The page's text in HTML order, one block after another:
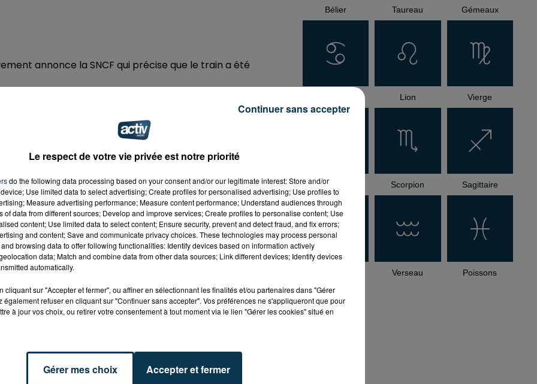
annonce la SNCF qui précise que le train a été
Aucun train ne circule entre Saint-Etienne et Roanne,
panne de train en gare de Châteaucreux indique la
ont été demandés.
dépôt de cookies que vous avez exprimé. Si vous
accord en cliquant sur le bouton ci-dessous.
l'élément
Bélier Taureau Gémeaux
Lion Vierge
Balance Scorpion Sagittaire
Verseau Poissons
Le respect de votre vie privée est notre priorité
do the following data processing based on your consent and/or our legitimate interest: Store and/or
Use limited data to select advertising; Create profiles for personalised advertising; Use profiles to
Measure advertising performance; Measure content performance; Understand audiences through
of data from different sources; Develop and improve services; Create profiles to personalise content; Use
content; Use limited data to select content; Ensure security, prevent and detect fraud, and fix errors;
and content; Save and communicate privacy choices. These technologies may process personal
browsing data to offer following functionalities: Identify devices based on information actively
data; Match and combine data from other data sources; Link different devices; Identify devices
automatically.
cliquant sur "Accepter et fermer", ou affiner en sélectionnant les finalités et/ou partenaires dans "Gérer
également refuser en cliquant sur "Continuer sans accepter". Vos préférences ne s'appliqueront que pour
à jour vos choix, ou retirer votre consentement à tout moment via le lien "Gérer les cookies" situé en
Gérer mes choix Accepter et fermer
Continuer sans accepter